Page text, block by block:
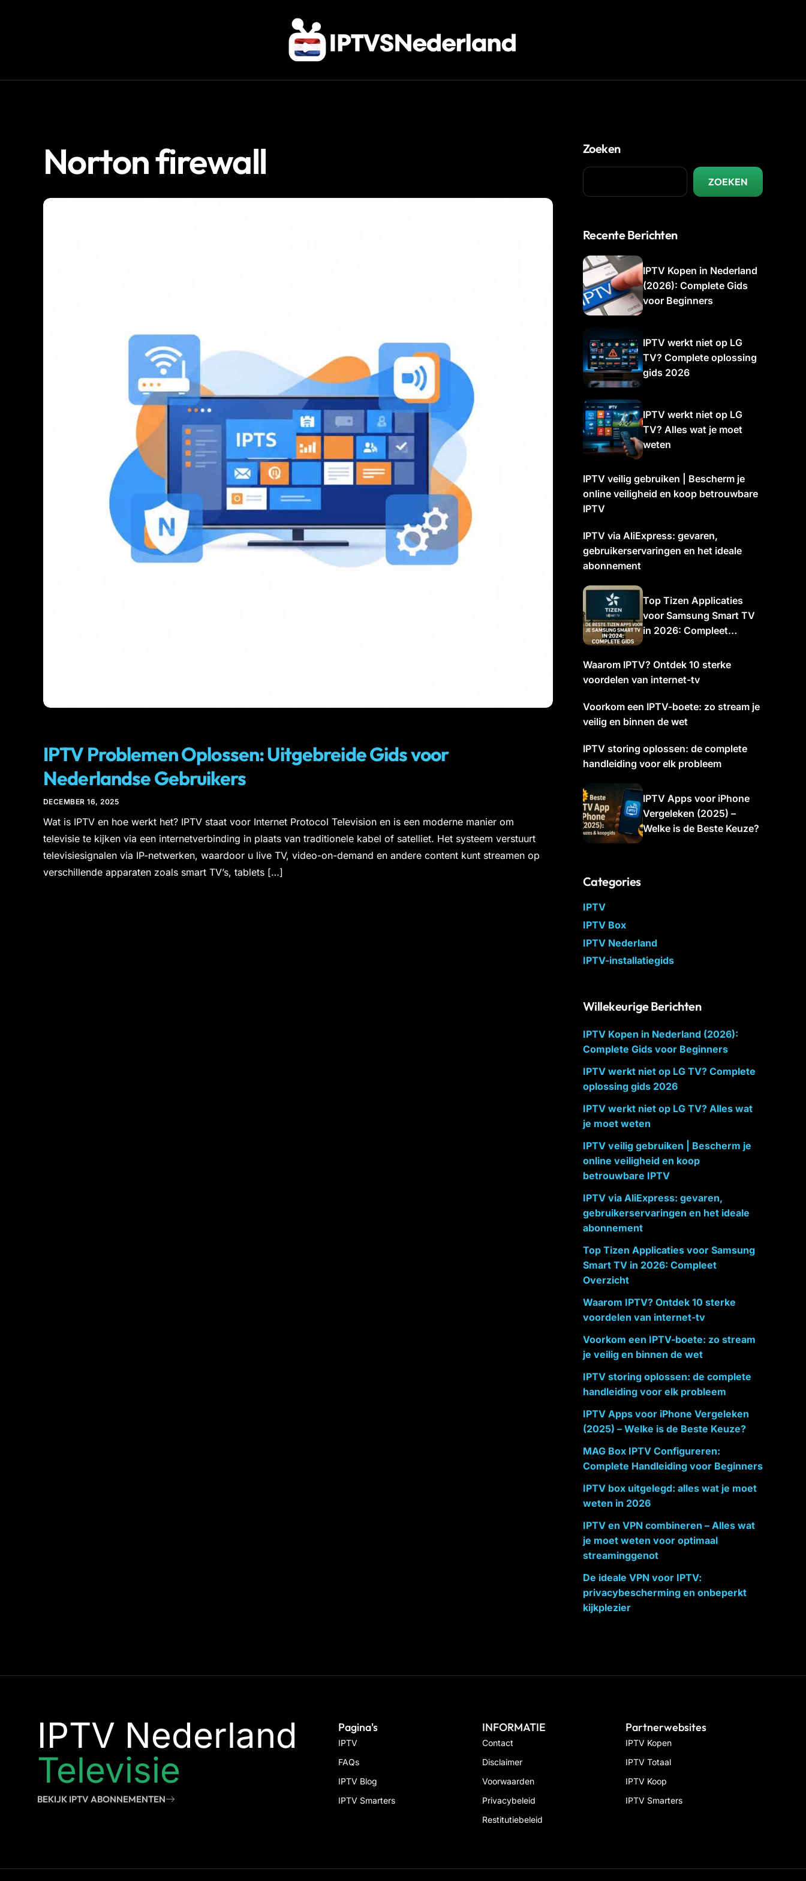
Norton firewall
IPTV Problemen Oplossen: Uitgebreide Gids voor
Nederlandse Gebruikers
DECEMBER 16, 2025
Wat is IPTV en hoe werkt het? IPTV staat voor Internet Protocol Television en is een moderne manier om
televisie te kijken via een internetverbinding in plaats van traditionele kabel of satelliet. Het systeem verstuurt
televisiesignalen via IP-netwerken, waardoor u live TV, video-on-demand en andere content kunt streamen op
verschillende apparaten zoals smart TV’s, tablets […]
Zoeken
ZOEKEN
Recente Berichten
IPTV Kopen in Nederland
(2026): Complete Gids
voor Beginners
IPTV werkt niet op LG
TV? Complete oplossing
gids 2026
IPTV werkt niet op LG
TV? Alles wat je moet
weten
IPTV veilig gebruiken | Bescherm je
online veiligheid en koop betrouwbare
IPTV
IPTV via AliExpress: gevaren,
gebruikerservaringen en het ideale
abonnement
Top Tizen Applicaties
voor Samsung Smart TV
in 2026: Compleet
Waarom IPTV? Ontdek 10 sterke
voordelen van internet-tv
Voorkom een IPTV-boete: zo stream je
veilig en binnen de wet
IPTV storing oplossen: de complete
handleiding voor elk probleem
IPTV Apps voor iPhone
Vergeleken (2025) –
Welke is de Beste Keuze?
Categories
IPTV
IPTV Box
IPTV Nederland
IPTV-installatiegids
Willekeurige Berichten
IPTV Kopen in Nederland (2026):
Complete Gids voor Beginners
IPTV werkt niet op LG TV? Complete
oplossing gids 2026
IPTV werkt niet op LG TV? Alles wat
je moet weten
IPTV veilig gebruiken | Bescherm je
online veiligheid en koop
betrouwbare IPTV
IPTV via AliExpress: gevaren,
gebruikerservaringen en het ideale
abonnement
Top Tizen Applicaties voor Samsung
Smart TV in 2026: Compleet
Overzicht
Waarom IPTV? Ontdek 10 sterke
voordelen van internet-tv
Voorkom een IPTV-boete: zo stream
je veilig en binnen de wet
IPTV storing oplossen: de complete
handleiding voor elk probleem
IPTV Apps voor iPhone Vergeleken
(2025) – Welke is de Beste Keuze?
MAG Box IPTV Configureren:
Complete Handleiding voor Beginners
IPTV box uitgelegd: alles wat je moet
weten in 2026
IPTV en VPN combineren – Alles wat
je moet weten voor optimaal
streaminggenot
De ideale VPN voor IPTV:
privacybescherming en onbeperkt
kijkplezier
IPTV Nederland
Televisie
BEKIJK IPTV ABONNEMENTEN
Pagina's
IPTV
FAQs
IPTV Blog
IPTV Smarters
INFORMATIE
Contact
Disclaimer
Voorwaarden
Privacybeleid
Restitutiebeleid
Partnerwebsites
IPTV Kopen
IPTV Totaal
IPTV Koop
IPTV Smarters